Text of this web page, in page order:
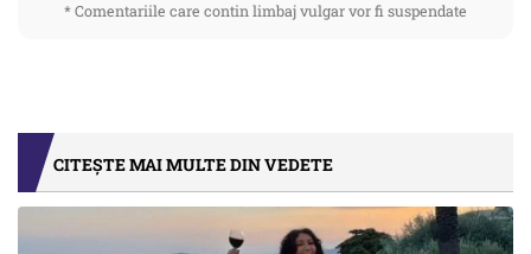
* Comentariile care contin limbaj vulgar vor fi suspendate
CITEȘTE MAI MULTE DIN VEDETE